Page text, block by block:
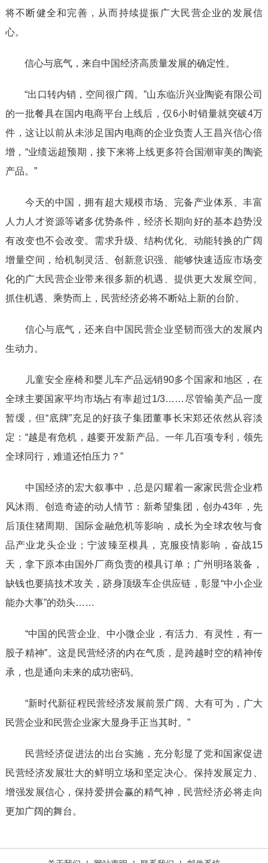
将不断健全和完善，从而持续提振广大民营企业的发展信
心。
信心与底气，来自中国经济高质量发展的确定性。
“出口转内销，空间很广阔。”山东临沂兴业陶瓷有限公司
的一批餐具在国内电商平台上线后，仅6小时销量就突破4万
件，这让以前从未涉足国内电商的企业负责人王昌兴信心倍
增，“业绩远超预期，接下来将上线更多符合国潮审美的陶瓷
产品。”
今天的中国，拥有超大规模市场、完备产业体系、丰富
人力人才资源等诸多优势条件，经济长期向好的基本趋势没
有改变也不会改变。需求升级、结构优化、动能转换的广阔
增量空间，给机制灵活、创新意识强、能够快速适应市场变
化的广大民营企业带来很多新的机遇、提供更大发展空间。
抓住机遇、乘势而上，民营经济必将不断站上新的台阶。
信心与底气，还来自中国民营企业坚韧而强大的发展内
生动力。
儿童安全座椅和婴儿车产品远销90多个国家和地区，在
全球主要国家平均市场占有率超过1/3……尽管输美产品一度
暂缓，但“底牌”充足的好孩子集团董事长宋郑还依然从容淡
定：“越是有危机，越要开发新产品。一年几百项专利，领先
全球同行，难道还怕压力？”
中国经济的宏大叙事中，总是闪耀着一家家民营企业栉
风沐雨、创造奇迹的动人情节：新希望集团，创办43年，先
后顶住猪周期、国际金融危机等影响，成长为全球农牧与食
品产业龙头企业；宁波臻至模具，克服疫情影响，奋战15
天，拿下原本由国外厂商负责的模具订单；广州明珞装备，
缺钱也要搞技术攻关，跻身顶级车企供应链，彰显“中小企业
能办大事”的劲头……
“中国的民营企业、中小微企业，有活力、有灵性，有一
股子精神”。这是民营经济的内在气质，是跨越时空的精神传
承，也是通向未来的成功密码。
“新时代新征程民营经济发展前景广阔、大有可为，广大
民营企业和民营企业家大显身手正当其时。”
民营经济促进法的出台实施，充分彰显了党和国家促进
民营经济发展壮大的鲜明立场和坚定决心。保持发展定力、
增强发展信心，保持爱拼会赢的精气神，民营经济必将走向
更加广阔的舞台。